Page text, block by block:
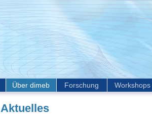
Über dimeb Forschung Workshops
Aktuelles